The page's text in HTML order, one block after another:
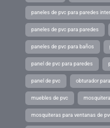
paneles de pvc para paredes
paneles de pvc para paredes
paneles de pvc para baños
panel de pvc para paredes
panel de pvc obturador
muebles de pvc
mosquiteras para ventanas de